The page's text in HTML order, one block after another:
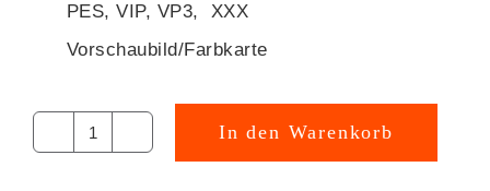
PES, VIP, VP3, XXX
Vorschaubild/Farbkarte
Maler
In den Warenkorb
Alternative: